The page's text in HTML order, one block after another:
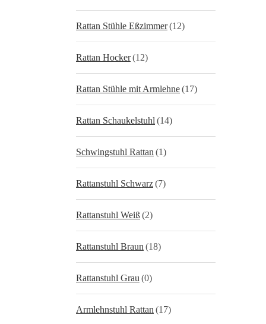
Rattan Stühle Eßzimmer(12)
Rattan Hocker(12)
Rattan Stühle mit Armlehne(17)
Rattan Schaukelstuhl (14)
Schwingstuhl Rattan (1)
Rattanstuhl Schwarz(7)
Rattanstuhl Weiß(2)
Rattanstuhl Braun (18)
Rattanstuhl Grau (0)
Armlehnstuhl Rattan (17)